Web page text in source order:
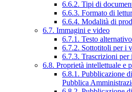
6.6.2. Tipi di
6.6.3. Formato di
6.6.4. Modalità di
6.7. Immagini e video
6.7.1. Testo
6.7.2. Sottotitoli per i
6.7.3. Trascrizioni per
6.8. Proprietà intellettuale e
6.8.1. Pubblicazione
Pubblica